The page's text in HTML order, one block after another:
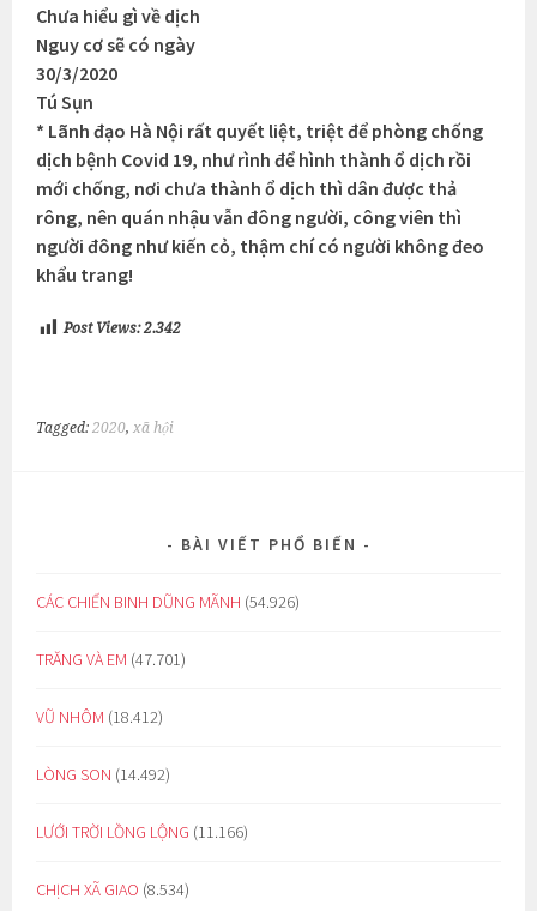
Chưa hiểu gì về dịch
Nguy cơ sẽ có ngày
30/3/2020
Tú Sụn
* Lãnh đạo Hà Nội rất quyết liệt, triệt để phòng chống
dịch bệnh Covid 19, như rình để hình thành ổ dịch rồi
mới chống, nơi chưa thành ổ dịch thì dân được thả
rông, nên quán nhậu vẫn đông người, công viên thì
người đông như kiến cỏ, thậm chí có người không đeo
khẩu trang!
Post Views: 2.342
Tagged:2020,xã hội
BÀI VIẾT PHỔ BIẾN
CÁC CHIẾN BINH DŨNG MÃNH (54.926)
TRĂNG VÀ EM (47.701)
VŨ NHÔM (18.412)
LÒNG SON (14.492)
LƯỚI TRỜI LỒNG LỘNG (11.166)
CHỊCH XÃ GIAO (8.534)